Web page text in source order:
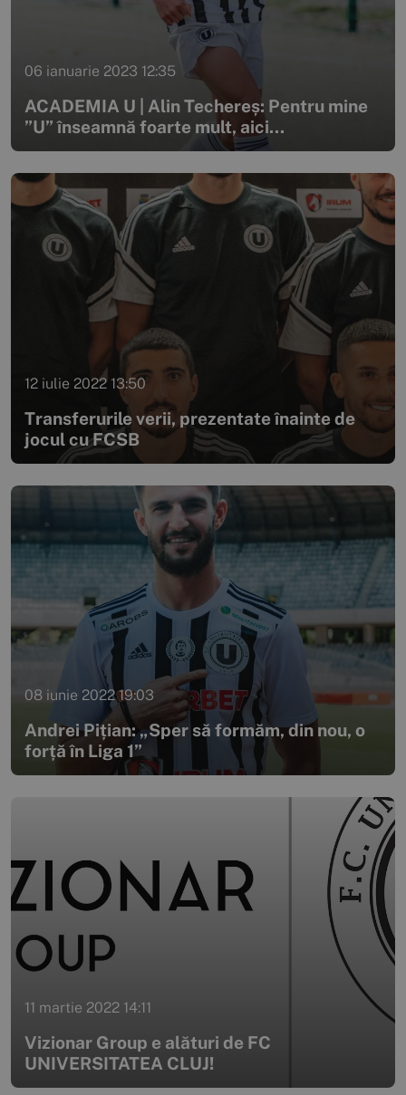
06 ianuarie 2023 12:35
ACADEMIA U | Alin Techereș: Pentru mine
”U” înseamnă foarte mult, aici...
12 iulie 2022 13:50
Transferurile verii, prezentate înainte de
jocul cu FCSB
08 iunie 2022 19:03
Andrei Pițian: „Sper să formăm, din nou, o
forță în Liga 1”
11 martie 2022 14:11
Vizionar Group e alături de FC
UNIVERSITATEA CLUJ!